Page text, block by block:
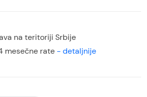
na teritoriji Srbije
mesečne rate - detaljnije